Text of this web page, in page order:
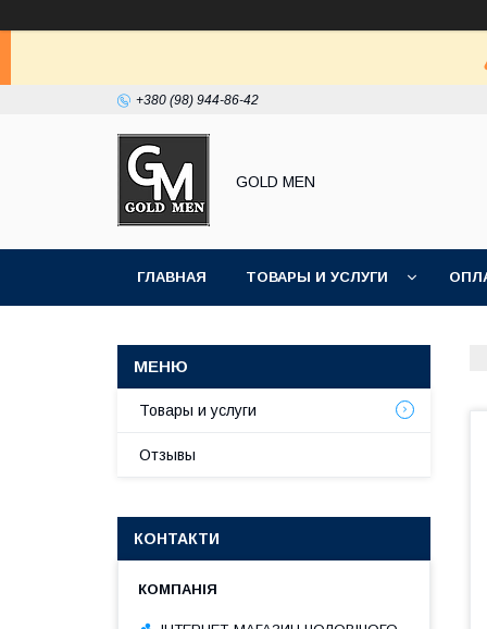
+380 (98) 944-86-42
GOLD MEN
ГЛАВНАЯ ТОВАРЫ И УСЛУГИ
Товары и услуги
Отзывы
КОНТАКТИ